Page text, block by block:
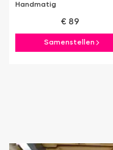
Handmatig
€ 89
Samenstellen